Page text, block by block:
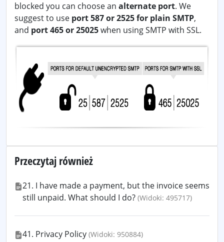
blocked you can choose an alternate port. We
suggest to use port 587 or 2525 for plain SMTP,
and port 465 or 25025when using SMTP with SSL.
Przeczytaj również
21. I have made a payment, but the invoice seems
still unpaid. What should I do? (Widoki: 495717)
41. Privacy Policy (Widoki: 950884)